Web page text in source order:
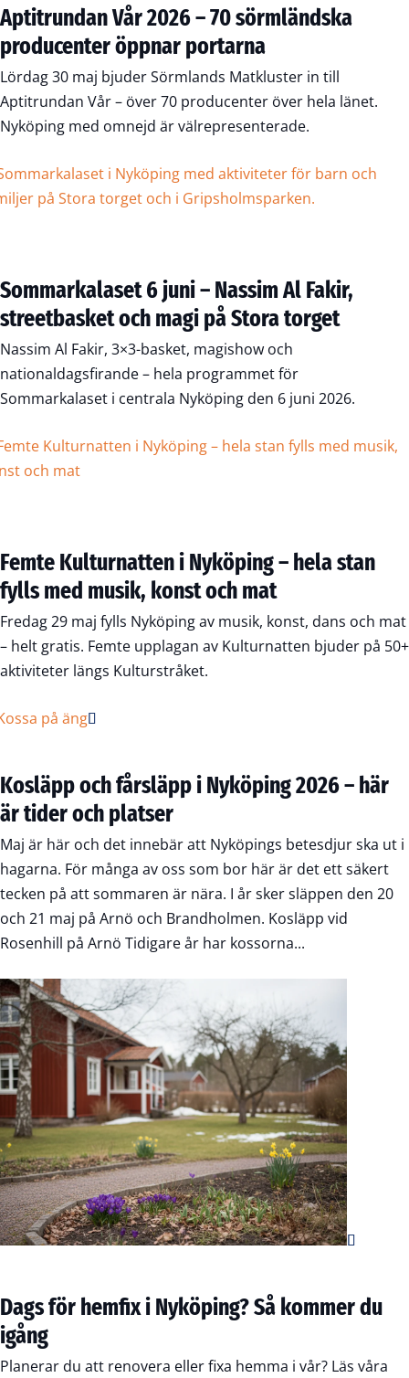
Aptitrundan Vår 2026 – 70 sörmländska
producenter öppnar portarna
Lördag 30 maj bjuder Sörmlands Matkluster in till
Aptitrundan Vår – över 70 producenter över hela länet.
Nyköping med omnejd är välrepresenterade.
Sommarkalaset 6 juni – Nassim Al Fakir,
streetbasket och magi på Stora torget
Nassim Al Fakir, 3×3-basket, magishow och
nationaldagsfirande – hela programmet för
Sommarkalaset i centrala Nyköping den 6 juni 2026.
Femte Kulturnatten i Nyköping – hela stan
fylls med musik, konst och mat
Fredag 29 maj fylls Nyköping av musik, konst, dans och mat
– helt gratis. Femte upplagan av Kulturnatten bjuder på 50+
aktiviteter längs Kulturstråket.
Kosläpp och fårsläpp i Nyköping 2026 – här
är tider och platser
Maj är här och det innebär att Nyköpings betesdjur ska ut i
hagarna. För många av oss som bor här är det ett säkert
tecken på att sommaren är nära. I år sker släppen den 20
och 21 maj på Arnö och Brandholmen. Kosläpp vid
Rosenhill på Arnö Tidigare år har kossorna...
Dags för hemfix i Nyköping? Så kommer du
igång
Planerar du att renovera eller fixa hemma i vår? Läs våra